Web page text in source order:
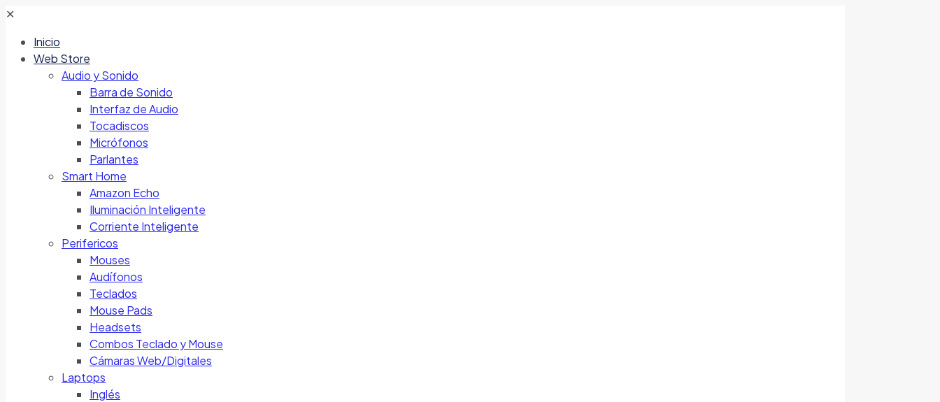
✕
Inicio
Web Store
Audio y Sonido
Barra de Sonido
Interfaz de Audio
Tocadiscos
Micrófonos
Parlantes
Smart Home
Amazon Echo
Iluminación Inteligente
Corriente Inteligente
Perifericos
Mouses
Audífonos
Teclados
Mouse Pads
Headsets
Combos Teclado y Mouse
Cámaras Web/Digitales
Laptops
Inglés